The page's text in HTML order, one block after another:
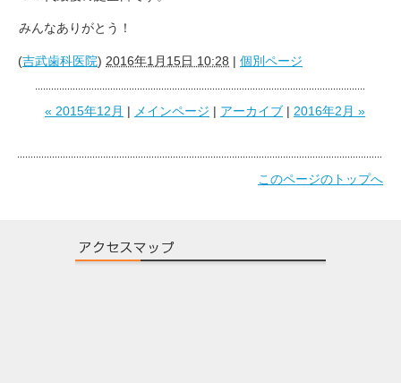
みんなありがとう！
(吉武歯科医院) 2016年1月15日 10:28 | 個別ページ
« 2015年12月 | メインページ | アーカイブ | 2016年2月 »
このページのトップへ